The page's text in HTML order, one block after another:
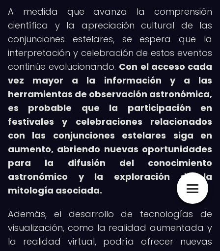
A medida que avanza la comprensión
científica y la apreciación cultural de las
conjunciones estelares, se espera que la
interpretación y celebración de estos eventos
continúe evolucionando. Con el acceso cada
vez mayor a la información y a las
herramientas de observación astronómica,
es probable que la participación en
festivales y celebraciones relacionados
con las conjunciones estelares siga en
aumento, abriendo nuevas oportunidades
para la difusión del conocimiento
astronómico y la exploración de la
mitología asociada.
Además, el desarrollo de tecnologías de
visualización, como la realidad aumentada y
la realidad virtual, podría ofrecer nuevas